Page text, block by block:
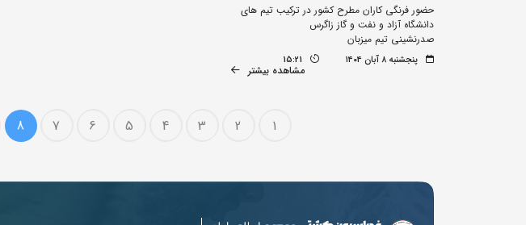
حضور فرنگی کاران مطرح کشور در ترکیب تیم های
دانشگاه آزاد و نفت و گاز زاگرس
صدرنشینی تیم میزبان
پنجشنبه ۸ آبان ۱۴۰۴ 15:21
مشاهده بیشتر
1
2
3
4
5
6
7
8